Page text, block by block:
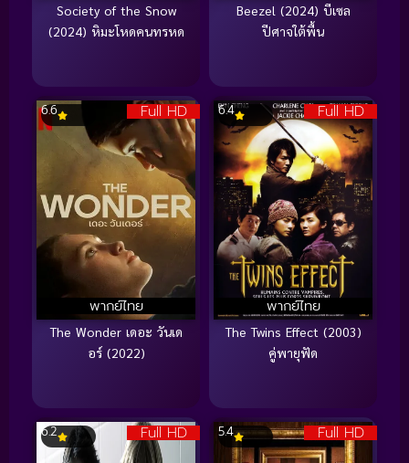
Society of the Snow
(2024) หิมะโหดคนทรหด
Beezel (2024) บีเซล
ปีศาจใต้พื้น
Full HD
พากย์ไทย
6.6
The Wonder เดอะ วันเด
อร์ (2022)
Full HD
พากย์ไทย
6.4
The Twins Effect (2003)
คู่พายุฟัด
Full HD
6.2 Full HD
5.4